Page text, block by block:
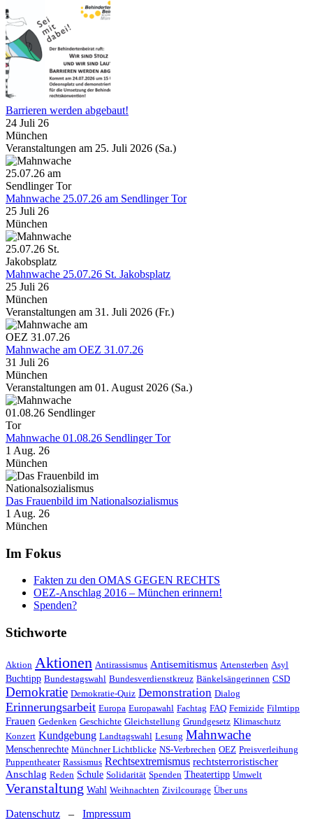
Barrieren werden abgebaut!
24 Juli 26
München
Veranstaltungen am 25. Juli 2026 (Sa.)
Mahnwache 25.07.26 am Sendlinger Tor
25 Juli 26
München
Mahnwache 25.07.26 St. Jakobsplatz
25 Juli 26
München
Veranstaltungen am 31. Juli 2026 (Fr.)
Mahnwache am OEZ 31.07.26
31 Juli 26
München
Veranstaltungen am 01. August 2026 (Sa.)
Mahnwache 01.08.26 Sendlinger Tor
1 Aug. 26
München
Das Frauenbild im Nationalsozialismus
1 Aug. 26
München
Im Fokus
Fakten zu den OMAS GEGEN RECHTS
OEZ-Anschlag 2016 – München erinnern!
Spenden?
Stichworte
Aktion Aktionen Antirassismus Antisemitismus Artensterben Asyl
Buchtipp Bundestagswahl Bundesverdienstkreuz Bänkelsängerinnen CSD
Demokratie Demokratie-Quiz Demonstration Dialog
Erinnerungsarbeit Europa Europawahl Fachtag FAQ Femizide Filmtipp
Frauen Gedenken Geschichte Gleichstellung Grundgesetz Klimaschutz
Konzert Kundgebung Landtagswahl Lesung Mahnwache
Menschenrechte Münchner Lichtblicke NS-Verbrechen OEZ Preisverleihung
Puppentheater Rassismus Rechtsextremismus rechtsterroristischer
Anschlag Reden Schule Solidarität Spenden Theatertipp Umwelt
Veranstaltung Wahl Weihnachten Zivilcourage Über uns
Datenschutz – Impressum